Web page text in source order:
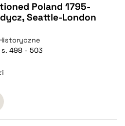
Poland 1795-
Seattle-London
s. 498 - 503